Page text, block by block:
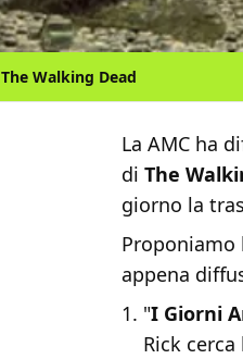
The Walking Dead
La AMC ha
di The
giorno la
Proponiamo
appena
"I Giorni
Rick